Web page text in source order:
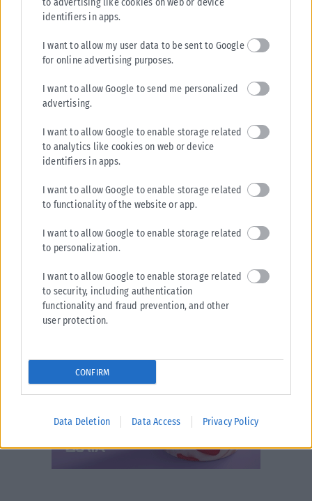
to advertising like cookies on web or device
identifiers in apps.
I want to allow my user data to be sent to Google
for online advertising purposes.
I want to allow Google to send me personalized
advertising.
I want to allow Google to enable storage related
to analytics like cookies on web or device
identifiers in apps.
I want to allow Google to enable storage related
to functionality of the website or app.
I want to allow Google to enable storage related
to personalization.
I want to allow Google to enable storage related
to security, including authentication
functionality and fraud prevention, and other
user protection.
CONFIRM
Data Deletion Data Access Privacy Policy